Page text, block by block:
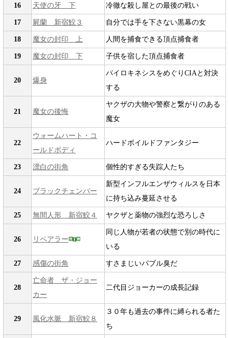
16 天使の牙 下 冷徹な殺し屋との最後の戦い
17 屍蘭 新宿鮫３ 自分では手を下さない黒幕の女
18 魔女の封印 上 人間を捕食できる頂点捕食者
19 魔女の封印 下 子供を宿した頂点捕食者
20 爆身
パイロキネシスをめぐりCIAと対決
する
21 魔女の後悔
ヤクザの大物や警察と繋がりのある
魔女
22
ウォームハート・コ
ールドボディ
ハードボイルドファンタジー
23 漂白の街角 個性的すぎる失踪人たち
24 ブラックチェンバー
新型インフルエンザウィルスを日本
に持ち込み蔓延させる
25 無間人形 新宿鮫４ ヤクザと薬物の強烈な恐ろしさ
26 リペアラー
同じ人物が若者の状態で別の時代に
いる
27 感傷の街角 すさまじいバブル臭だ
28
亡命者 ザ・ジョー
カー
二代目ジョーカーの成長記録
29 風化水脈 新宿鮫８
３０年も過去の事件に縛られる者た
ち